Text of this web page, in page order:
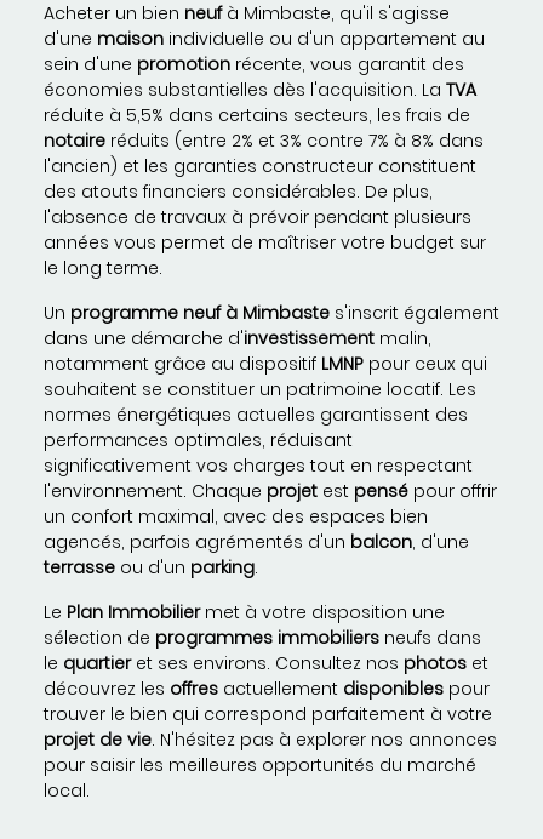
Acheter un bien neufà Mimbaste, qu'il s'agisse
d'une maison individuelle ou d'un appartement au
sein d'une promotion récente, vous garantit des
économies substantielles dès l'acquisition. La TVA
réduite à 5,5% dans certains secteurs, les frais de
notaire réduits (entre 2% et 3% contre 7% à 8% dans
l'ancien) et les garanties constructeur constituent
des atouts financiers considérables. De plus,
l'absence de travaux à prévoir pendant plusieurs
années vous permet de maîtriser votre budget sur
le long terme.
Un programme neuf à Mimbaste s'inscrit également
dans une démarche d'investissement malin,
notamment grâce au dispositif LMNP pour ceux qui
souhaitent se constituer un patrimoine locatif. Les
normes énergétiques actuelles garantissent des
performances optimales, réduisant
significativement vos charges tout en respectant
l'environnement. Chaque projet est pensé pour offrir
un confort maximal, avec des espaces bien
agencés, parfois agrémentés d'un balcon, d'une
terrasse ou d'un parking.
Le Plan Immobiliermet à votre disposition une
sélection de programmes immobiliers neufs dans
le quartieret ses environs. Consultez nos photos et
découvrez les offres actuellement disponibles pour
trouver le bien qui correspond parfaitement à votre
projet de vie. N'hésitez pas à explorer nos annonces
pour saisir les meilleures opportunités du marché
local.